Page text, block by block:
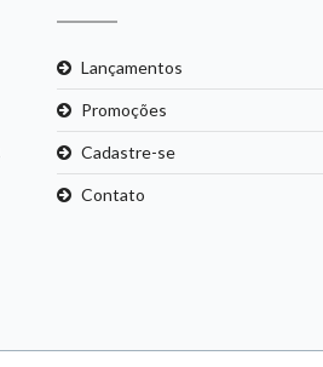
Lançamentos
Promoções
Cadastre-se
Contato